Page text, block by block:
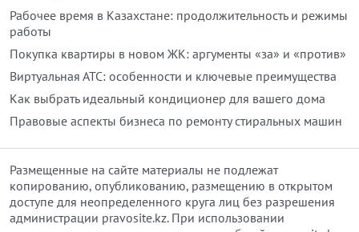
Рабочее время в Казахстане: продолжительность и режимы
работы
Покупка квартиры в новом ЖК: аргументы «за» и «против»
Виртуальная АТС: особенности и ключевые преимущества
Как выбрать идеальный кондиционер для вашего дома
Правовые аспекты бизнеса по ремонту стиральных машин
Размещенные на сайте материалы не подлежат
копированию, опубликованию, размещению в открытом
доступе для неопределенного круга лиц без разрешения
администрации pravosite.kz. При использовании